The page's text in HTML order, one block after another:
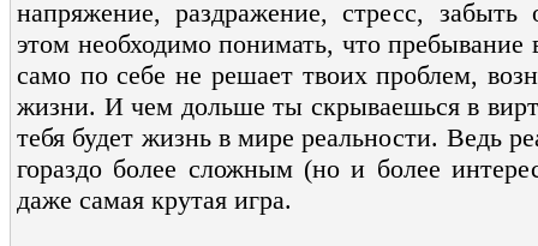
напряжение, раздражение, стресс,
этом необходимо понимать, что пребывание
само по себе не решает твоих проблем,
жизни. И чем дольше ты скрываешься в
тебя будет жизнь в мире реальности. Ведь
гораздо более сложным (но и более
даже самая крутая игра.